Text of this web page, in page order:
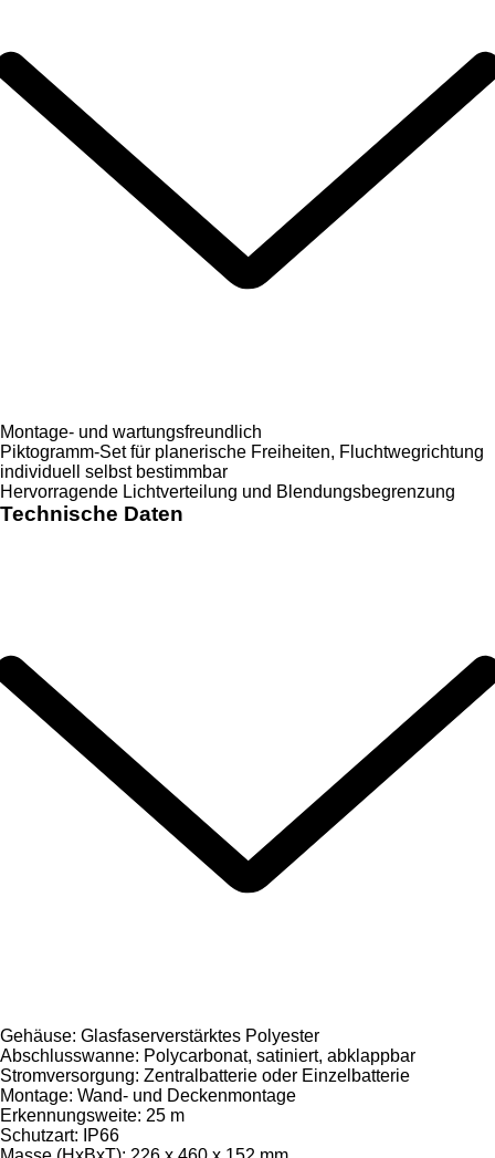
Montage- und wartungsfreundlich
Piktogramm-Set für planerische Freiheiten, Fluchtwegrichtung
individuell selbst bestimmbar
Hervorragende Lichtverteilung und Blendungsbegrenzung
Technische Daten
Gehäuse: Glasfaserverstärktes Polyester
Abschlusswanne: Polycarbonat, satiniert, abklappbar
Stromversorgung: Zentralbatterie oder Einzelbatterie
Montage: Wand- und Deckenmontage
Erkennungsweite: 25 m
Schutzart: IP66